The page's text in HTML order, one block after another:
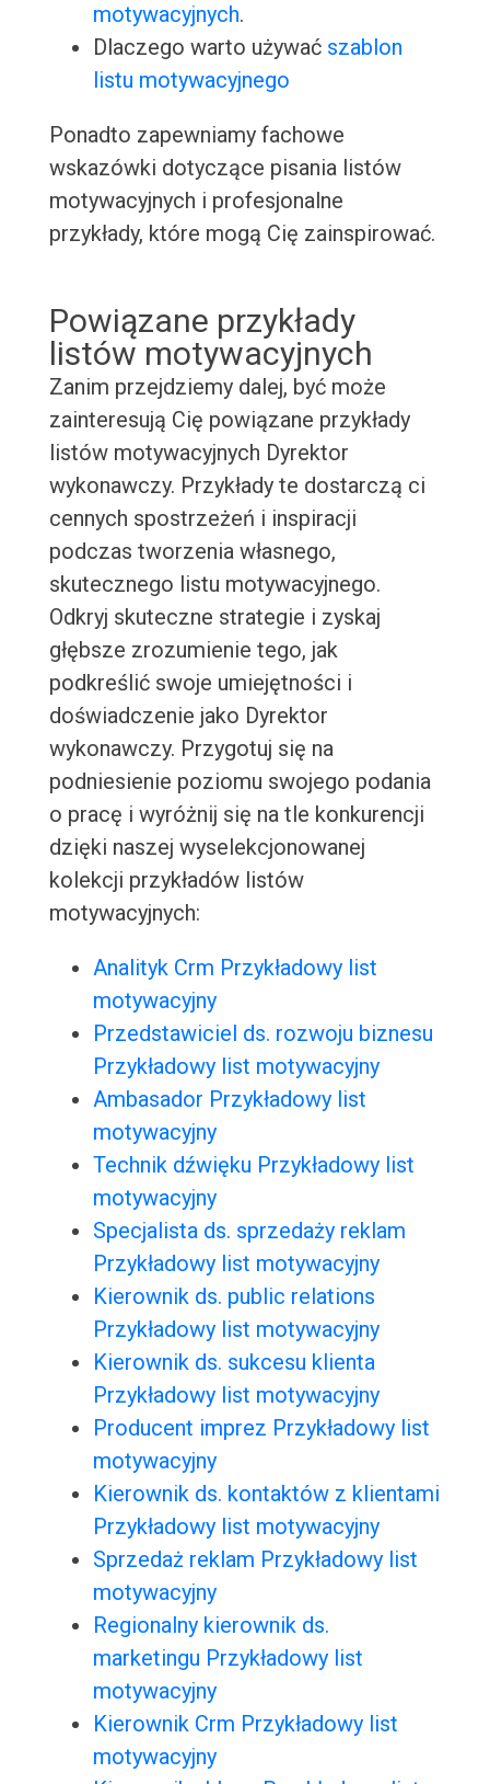
motywacyjnych.
Dlaczego warto używać szablon
listu motywacyjnego
Ponadto zapewniamy fachowe
wskazówki dotyczące pisania listów
motywacyjnych i profesjonalne
przykłady, które mogą Cię zainspirować.
Powiązane przykłady
listów motywacyjnych
Zanim przejdziemy dalej, być może
zainteresują Cię powiązane przykłady
listów motywacyjnych Dyrektor
wykonawczy. Przykłady te dostarczą ci
cennych spostrzeżeń i inspiracji
podczas tworzenia własnego,
skutecznego listu motywacyjnego.
Odkryj skuteczne strategie i zyskaj
głębsze zrozumienie tego, jak
podkreślić swoje umiejętności i
doświadczenie jako Dyrektor
wykonawczy. Przygotuj się na
podniesienie poziomu swojego podania
o pracę i wyróżnij się na tle konkurencji
dzięki naszej wyselekcjonowanej
kolekcji przykładów listów
motywacyjnych:
Analityk Crm Przykładowy list
motywacyjny
Przedstawiciel ds. rozwoju biznesu
Przykładowy list motywacyjny
Ambasador Przykładowy list
motywacyjny
Technik dźwięku Przykładowy list
motywacyjny
Specjalista ds. sprzedaży reklam
Przykładowy list motywacyjny
Kierownik ds. public relations
Przykładowy list motywacyjny
Kierownik ds. sukcesu klienta
Przykładowy list motywacyjny
Producent imprez Przykładowy list
motywacyjny
Kierownik ds. kontaktów z klientami
Przykładowy list motywacyjny
Sprzedaż reklam Przykładowy list
motywacyjny
Regionalny kierownik ds.
marketingu Przykładowy list
motywacyjny
Kierownik Crm Przykładowy list
motywacyjny